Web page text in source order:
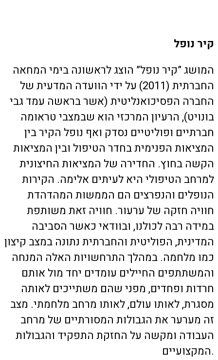
קיר נופל
המושג ”קיר נופל” הוצג לראשונה בימי המחאה
החברתית (2011) על ידי הוועדה המדעית של
החברה הפסיכואנליטית (אשר בראשה עמד גבי
בונויט), הרעיון המרכזי הוא שבמצבי טראומה
חברתיים ופוליטיים נסדק ואף נופל הקיר בין
המציאות הפנימית בחדר הטיפול ובין המציאות
הקשה בחוץ. החדירה של המציאות החיצונית
למרחב הטיפולי היא לעיתים אלימה. הקירות
הנופלים והנפרצים הם הממשות המהדהדת
חוויה חזקה של ערעור. חוויה זאת משותפת
במידה רבה לכולנו, ובוודאי כאשר הסביבה
המדינית, הפוליטית והחברתית נתונה במצב קיצון
כמו מלחמה. במהלך התרחשויות האלה המנחה
והמשתתפים החיילים עומדים יחד מול אותם
חרדות ופחדים, מפני שהם משתייכים לאותה
מסגרת, לאותו עולם, לאותו מרחב מלחמתי. מצב
זה מערער את הגבולות המסורתיים של מרחב
העבודה ומקשה על החזקת התפקיד והגבולות
המקצועיים.